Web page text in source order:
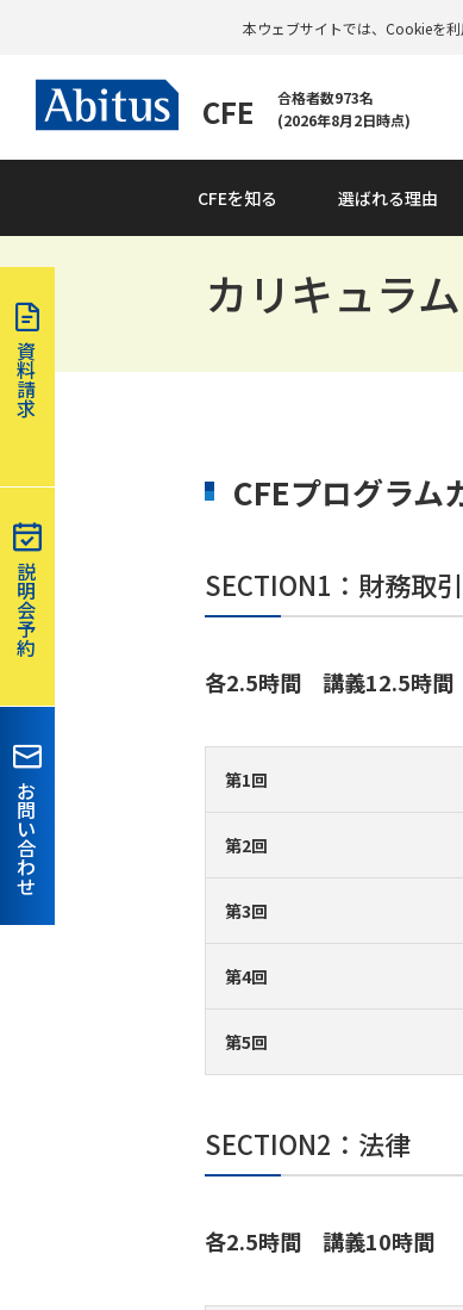
本ウェブサイトでは、Cookieを
CFE
合格者数973名
(2026年8月2日時点)
CFEを知る 選ばれる理由
カリキュラム
CFEプログラム
SECTION1：財務取
各2.5時間 講義12.5時間
第1回
第2回
第3回
第4回
第5回
SECTION2：法律
各2.5時間 講義10時間
資
料
請
求
説
明
会
予
約
お
問
い
合
わ
せ